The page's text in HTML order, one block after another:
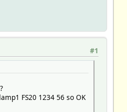
#1
FS20 1234 56 so OK